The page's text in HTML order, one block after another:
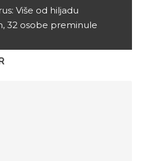
Više od hiljadu
32 osobe preminule